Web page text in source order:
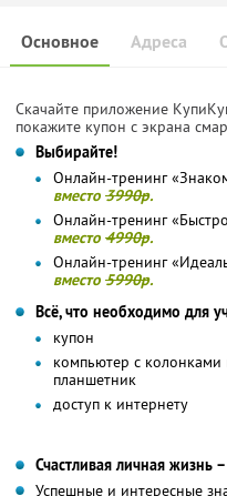
Основное Адреса
Скачайте приложение
покажите купон с экрана
Выбирайте!
Онлайн-тренинг
вместо 3990р.
Онлайн-тренинг
вместо 4990р.
Онлайн-тренинг
вместо 5990р.
Всё, что необходимо для
купон
компьютер с
планшетник
доступ к интернету
Счастливая личная жизнь
Успешные и интересные